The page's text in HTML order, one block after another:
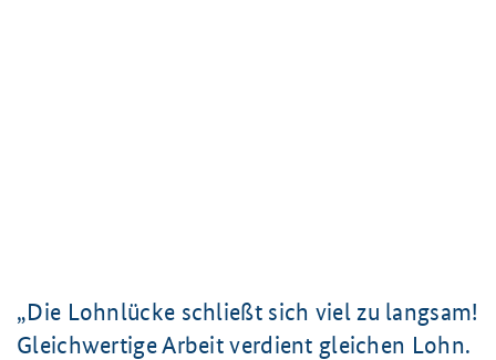
Die Lohnlücke schließt sich viel zu langsam!
Gleichwertige Arbeit verdient gleichen Lohn.